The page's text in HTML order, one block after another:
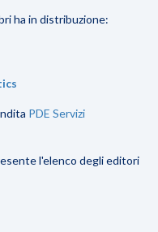
ha in distribuzione:
PDE Servizi
l'elenco degli editori